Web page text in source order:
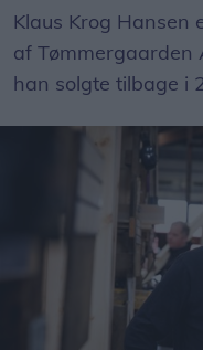
Klaus Krog Hansen
af Tømmergaarden
han solgte tilbage i